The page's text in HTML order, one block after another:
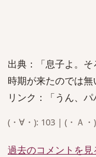
出典：「息子よ。
時期が来たのでは無
リンク：「うん、パ
(・∀・): 103 | (・Ａ・
過去のコメントを見